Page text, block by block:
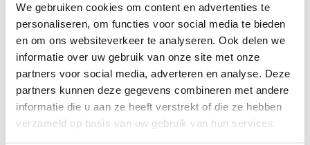
We gebruiken cookies om content en advertenties te
personaliseren, om functies voor social media te bieden
en om ons websiteverkeer te analyseren. Ook delen we
informatie over uw gebruik van onze site met onze
partners voor social media, adverteren en analyse. Deze
partners kunnen deze gegevens combineren met andere
informatie die u aan ze heeft verstrekt of die ze hebben
verzameld op basis van uw gebruik van hun services.
Bekijk tarieven voor begrafenis